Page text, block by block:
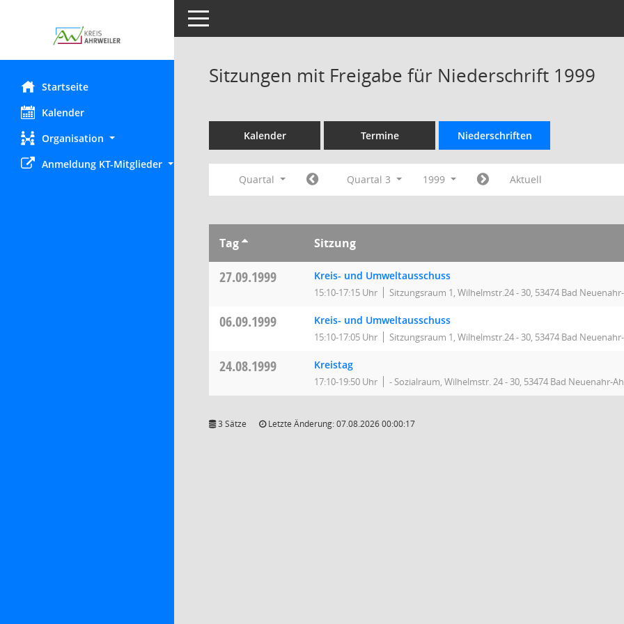
Startseite
Kalender
Organisation
Anmeldung KT-Mitglieder
Toggle navigation
Sitzungen mit Freigabe für Niederschrift 1999
Kalender Termine Niederschriften
Quartal Quartal 3 1999 Aktuell
Tag Sitzung
27.09.1999 Kreis- und Umweltausschuss
15:10-17:15 Uhr Sitzungsraum 1, Wilhelmstr.24 - 30, 53474 Bad
06.09.1999 Kreis- und Umweltausschuss
15:10-17:05 Uhr Sitzungsraum 1, Wilhelmstr.24 - 30, 53474 Bad
24.08.1999 Kreistag
17:10-19:50 Uhr - Sozialraum, Wilhelmstr. 24 - 30, 53474 Bad Neuenahr-
3 Sätze Letzte Änderung: 07.08.2026 00:00:17